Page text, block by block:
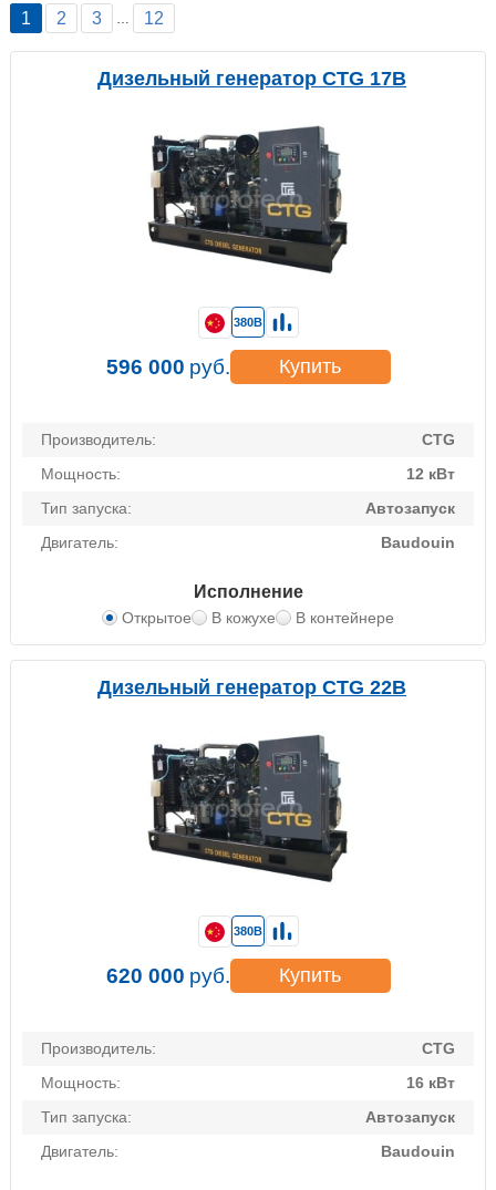
1 2 3 … 12
Дизельный генератор CTG 17B
Производитель:
CTG
Мощность:
12 кВт
Тип запуска:
Автозапуск
Двигатель:
Baudouin
Исполнение
Открытое В кожухе В контейнере
380В
596 000 руб. Купить
Дизельный генератор CTG 22B
Производитель:
CTG
Мощность:
16 кВт
Тип запуска:
Автозапуск
Двигатель:
Baudouin
380В
620 000 руб. Купить